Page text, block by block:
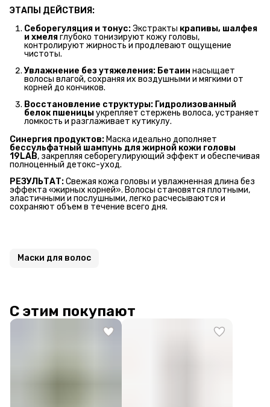
ЭТАПЫ ДЕЙСТВИЯ:
Себорегуляция и тонус:Экстракты крапивы, шалфея
и хмеляглубоко тонизируют кожу головы,
контролируют жирность и продлевают ощущение
чистоты.
Увлажнение без утяжеления: Бетаин насыщает
волосы влагой, сохраняя их воздушными и мягкими от
корней до кончиков.
Восстановление структуры: Гидролизованный
белок пшеницыукрепляет стержень волоса, устраняет
ломкость и разглаживает кутикулу.
Синергия продуктов: Маска идеально дополняет
бессульфатный шампунь для жирной кожи головы
19LAB, закрепляя себорегулирующий эффект и обеспечивая
полноценный детокс-уход.
РЕЗУЛЬТАТ:Свежая кожа головы и увлажненная длина без
эффекта «жирных корней». Волосы становятся плотными,
эластичными и послушными, легко расчесываются и
сохраняют объем в течение всего дня.
Маски для волос
С этим покупают